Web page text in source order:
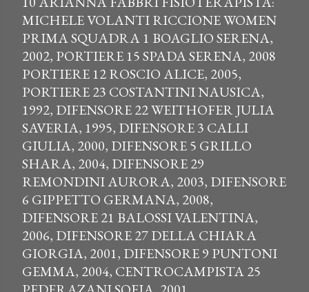
MICHELE VOLANTI RICCIONE WOMEN
PRIMA SQUADRA 1 BOAGLIO SERENA,
2002, PORTIERE 15 SPADA SERENA, 2008
PORTIERE 12 ROSCIO ALICE, 2005,
PORTIERE 23 COSTANTINI NAUSICA,
1992, DIFENSORE 22 WEITHOFER JULIA
SAVERIA, 1995, DIFENSORE 3 CALLI
GIULIA, 2000, DIFENSORE 5 GRILLO
SHARA, 2004, DIFENSORE 29
REMONDINI AURORA, 2003, DIFENSORE
6 GIPPETTO GERMANA, 2008,
DIFENSORE 21 BALOSSI VALENTINA,
2006, DIFENSORE 27 DELLA CHIARA
GIORGIA, 2001, DIFENSORE 9 PUNTONI
GEMMA, 2004, CENTROCAMPISTA 25